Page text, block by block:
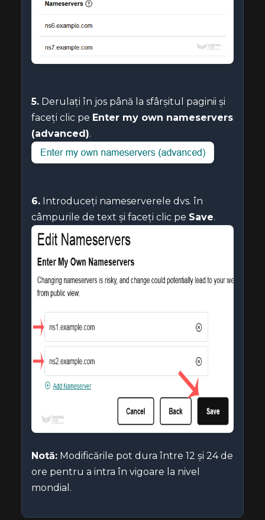
5. Derulați în jos până la sfârșitul paginii și
faceți clic pe Enter my own nameservers
(advanced).
6. Introduceți nameserverele dvs. în
câmpurile de text și faceți clic pe Save.
Notă: Modificările pot dura între 12 și 24 de
ore pentru a intra în vigoare la nivel
mondial.